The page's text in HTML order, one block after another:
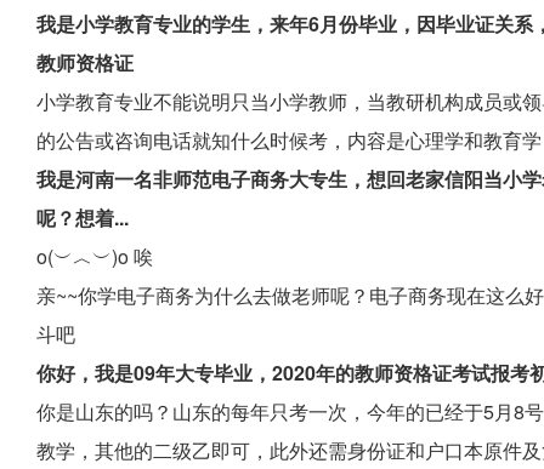
我是小学教育专业的学生，来年6月份毕业，因毕业证关
教师资格证
小学教育专业不能说明只当小学教师，当教研机构成员或
的公告或咨询电话就知什么时候考，内容是心理学和教育
我是河南一名非师范电子商务大专生，想回老家信阳当小
呢？想着...
o(︶︿︶)o 唉
亲~~你学电子商务为什么去做老师呢？电子商务现在这么
斗吧
你好，我是09年大专毕业，2020年的教师资格证考试报考
你是山东的吗？山东的每年只考一次，今年的已经于5月8
教学，其他的二级乙即可，此外还需身份证和户口本原件